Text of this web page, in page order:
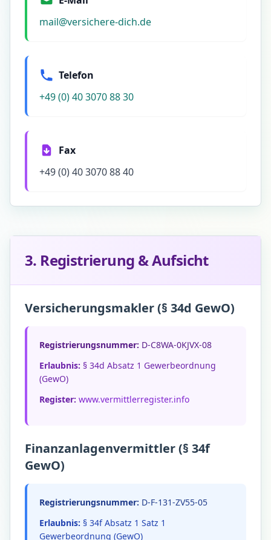
mail@versichere-dich.de
Telefon
+49 (0) 40 3070 88 30
Fax
+49 (0) 40 3070 88 40
3. Registrierung & Aufsicht
Versicherungsmakler (§ 34d GewO)
Registrierungsnummer: D-C8WA-0KJVX-08
Erlaubnis: § 34d Absatz 1 Gewerbeordnung
(GewO)
Register: www.vermittlerregister.info
Finanzanlagenvermittler (§ 34f
GewO)
Registrierungsnummer: D-F-131-ZV55-05
Erlaubnis: § 34f Absatz 1 Satz 1
Gewerbeordnung (GewO)